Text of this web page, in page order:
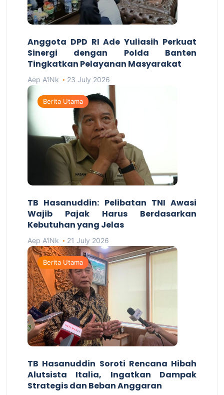
Anggota DPD RI Ade Yuliasih Perkuat
Sinergi dengan Polda Banten
Tingkatkan Pelayanan Masyarakat
Aep A'iNk 23 July 2026
Berita Utama
TB Hasanuddin: Pelibatan TNI Awasi
Wajib Pajak Harus Berdasarkan
Kebutuhan yang Jelas
Aep A'iNk 21 July 2026
Berita Utama
TB Hasanuddin Soroti Rencana Hibah
Alutsista Italia, Ingatkan Dampak
Strategis dan Beban Anggaran